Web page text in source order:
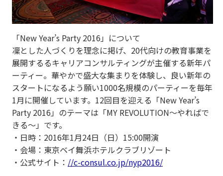
「New Year’s Party 2016」について
凜とした人づくりを理念に掲げ、20代向けの教育事業を
展開するるキャリアコンサルティングが主催する新年パ
ーティー。華やかで盛大な集まりを体験し、良い新年の
スタートになるよう願い1000名規模のパーティーを毎年
1月に開催しています。12回目を迎える「New Year’s
Party 2016」のテーマは「MY REVOLUTION〜やればで
きる〜」です。
・日時：2016年1月24日（日）15:00開演
・会場：東京ベイ舞浜ホテルクラブリゾート
・公式サイト： //c-consul.co.jp/nyp2016/